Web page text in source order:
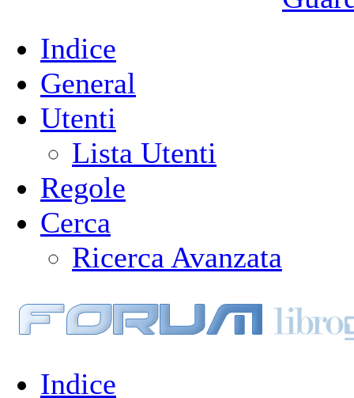
Indice
General
Utenti
Lista Utenti
Regole
Cerca
Ricerca Avanzata
Indice